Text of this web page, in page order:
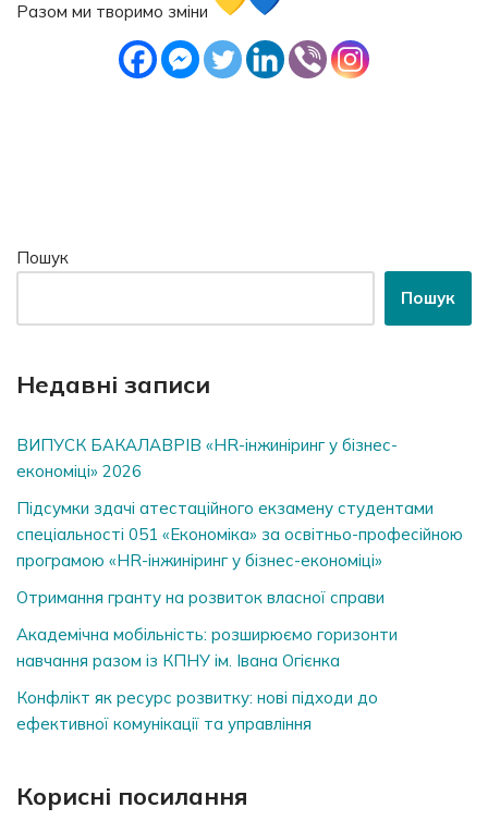
Разом ми творимо зміни
Пошук
Пошук
Недавні записи
ВИПУСК БАКАЛАВРІВ «HR-інжиніринг у бізнес-
економіці» 2026
Підсумки здачі атестаційного екзамену студентами
спеціальності 051 «Економіка» за освітньо-професійною
програмою «HR-інжиніринг у бізнес-економіці»
Отримання гранту на розвиток власної справи
Академічна мобільність: розширюємо горизонти
навчання разом із КПНУ ім. Івана Огієнка
Конфлікт як ресурс розвитку: нові підходи до
ефективної комунікації та управління
Корисні посилання